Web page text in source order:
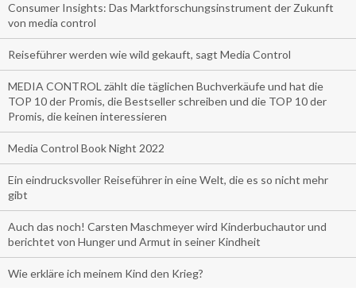
Consumer Insights: Das Marktforschungsinstrument der Zukunft
von media control
Reiseführer werden wie wild gekauft, sagt Media Control
MEDIA CONTROL zählt die täglichen Buchverkäufe und hat die
TOP 10 der Promis, die Bestseller schreiben und die TOP 10 der
Promis, die keinen interessieren
Media Control Book Night 2022
Ein eindrucksvoller Reiseführer in eine Welt, die es so nicht mehr
gibt
Auch das noch! Carsten Maschmeyer wird Kinderbuchautor und
berichtet von Hunger und Armut in seiner Kindheit
Wie erkläre ich meinem Kind den Krieg?